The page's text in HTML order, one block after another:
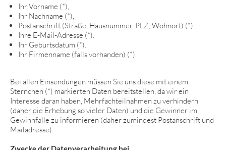
Ihr Vorname (*),
Ihr Nachname (*),
Postanschrift (Straße, Hausnummer, PLZ, Wohnort) (*),
Ihre E-Mail-Adresse (*).
Ihr Geburtsdatum (*).
Ihr Firmenname (falls vorhanden) (*).
Bei allen Einsendungen müssen Sie uns diese mit einem
Sternchen (*) markierten Daten bereitstellen, da wir ein
Interesse daran haben, Mehrfachteilnahmen zu verhindern
(daher die Erhebung so vieler Daten) und die Gewinner im
Gewinnfalle zu informieren (daher zumindest Postanschrift und
Mailadresse).